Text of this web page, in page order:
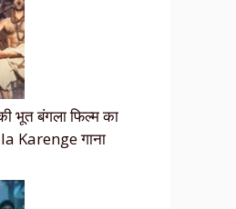
भूत बंगला फिल्म का
Karenge गाना